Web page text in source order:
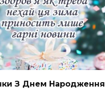
З Днем Народження